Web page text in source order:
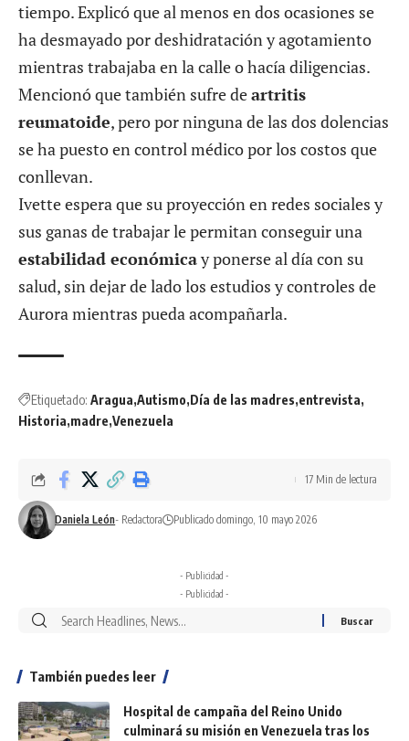
tiempo. Explicó que al menos en dos ocasiones se
ha desmayado por deshidratación y agotamiento
mientras trabajaba en la calle o hacía diligencias.
Mencionó que también sufre deartritis
reumatoide, pero por ninguna de las dos dolencias
se ha puesto en control médico por los costos que
conllevan.
Ivette espera que su proyección en redes sociales y
sus ganas de trabajar le permitan conseguir una
estabilidad económicay ponerse al día con su
salud, sin dejar de lado los estudios y controles de
Aurora mientras pueda acompañarla.
Etiquetado: Aragua Autismo Día de las madres entrevista
Historia madre Venezuela
Daniela León- Redactora Publicado domingo, 10 mayo 2026
17 Min de lectura
- Publicidad -
- Publicidad -
También puedes leer
Hospital de campaña del Reino Unido
culminará su misión en Venezuela tras los